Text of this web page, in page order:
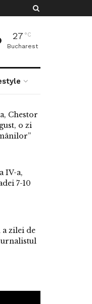
27 °C
Bucharest
Chestor
o zi
IV-a,
7-10
a zilei de